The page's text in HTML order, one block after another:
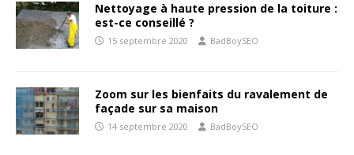
Nettoyage à haute pression de la toiture :
est-ce conseillé ?
15 septembre 2020 BadBoySEO
Zoom sur les bienfaits du ravalement de
façade sur sa maison
14 septembre 2020 BadBoySEO